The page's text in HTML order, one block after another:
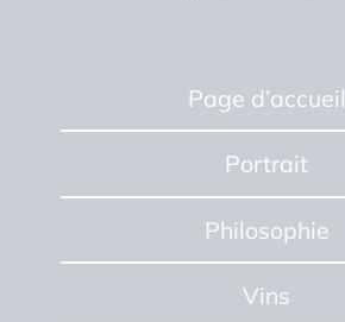
Page d’accueil
Portrait
Philosophie
Vins